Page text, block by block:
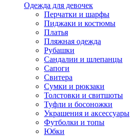
Одежда для девочек
Перчатки и шарфы
Пиджаки и костюмы
Платья
Пляжная одежда
Рубашки
Сандалии и шлепанцы
Сапоги
Свитера
Сумки и рюкзаки
Толстовки и свитшоты
Туфли и босоножки
Украшения и аксессуары
Футболки и топы
Юбки